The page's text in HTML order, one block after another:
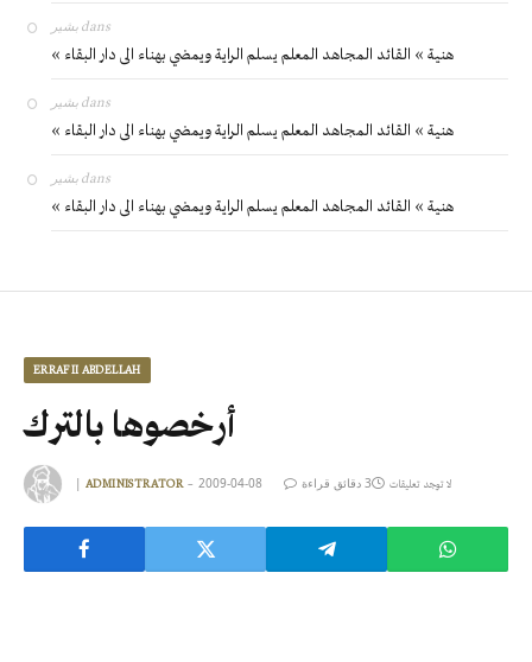
بشير dans
« هنية » القائد المجاهد المعلم يسلم الراية ويمضي بهناء الى دار البقاء
بشير dans
« هنية » القائد المجاهد المعلم يسلم الراية ويمضي بهناء الى دار البقاء
بشير dans
« هنية » القائد المجاهد المعلم يسلم الراية ويمضي بهناء الى دار البقاء
ERRAFII ABDELLAH
أرخصوها بالترك
| ADMINISTRATOR 2009-04-08 لا توجد تعليقات 3 دقائق قراءة